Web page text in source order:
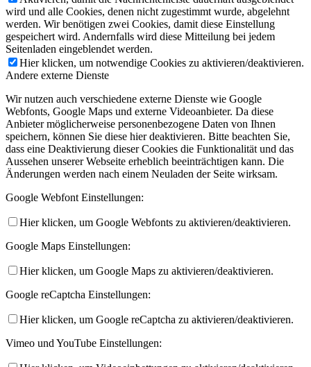
wird und alle Cookies, denen nicht zugestimmt wurde, abgelehnt
werden. Wir benötigen zwei Cookies, damit diese Einstellung
gespeichert wird. Andernfalls wird diese Mitteilung bei jedem
Seitenladen eingeblendet werden.
Hier klicken, um notwendige Cookies zu aktivieren/deaktivieren.
Andere externe Dienste
Wir nutzen auch verschiedene externe Dienste wie Google
Webfonts, Google Maps und externe Videoanbieter. Da diese
Anbieter möglicherweise personenbezogene Daten von Ihnen
speichern, können Sie diese hier deaktivieren. Bitte beachten Sie,
dass eine Deaktivierung dieser Cookies die Funktionalität und das
Aussehen unserer Webseite erheblich beeinträchtigen kann. Die
Änderungen werden nach einem Neuladen der Seite wirksam.
Google Webfont Einstellungen:
Hier klicken, um Google Webfonts zu aktivieren/deaktivieren.
Google Maps Einstellungen:
Hier klicken, um Google Maps zu aktivieren/deaktivieren.
Google reCaptcha Einstellungen:
Hier klicken, um Google reCaptcha zu aktivieren/deaktivieren.
Vimeo und YouTube Einstellungen: